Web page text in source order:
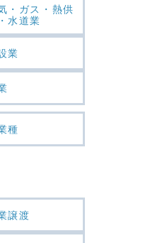
・ガス・熱供
水道業
業
種
譲渡